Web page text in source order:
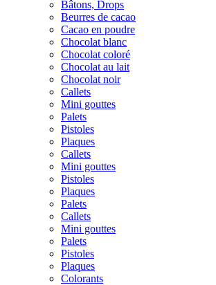
Bâtons, Drops
Beurres de cacao
Cacao en poudre
Chocolat blanc
Chocolat coloré
Chocolat au lait
Chocolat noir
Callets
Mini gouttes
Palets
Pistoles
Plaques
Callets
Mini gouttes
Pistoles
Plaques
Palets
Callets
Mini gouttes
Palets
Pistoles
Plaques
Colorants